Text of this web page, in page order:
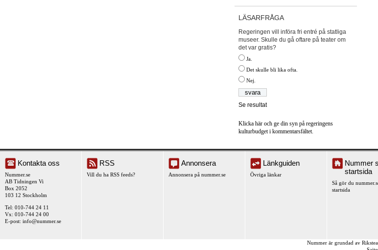
LÄSARFRÅGA
Regeringen vill införa fri entré på statliga
museer. Skulle du gå oftare på teater om
det var gratis?
Ja.
Det skulle bli lika ofta.
Nej.
Se resultat
Klicka här och ge din syn på regeringens
kulturbudget i kommentarsfältet.
Kontakta oss
Nummer.se
AB Tidningen Vi
Box 2052
103 12 Stockholm
Tel: 010-744 24 11
Vx: 010-744 24 00
E-post: info@nummer.se
RSS
Vill du ha RSS feeds?
Annonsera
Annonsera på nummer.se
Länkguiden
Övriga länkar
Nummer
startsida
Så gör du
startsida
Nummer är grundad av